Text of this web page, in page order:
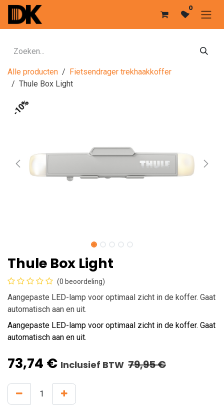
Overslaan naar inhoud 0
Alle producten
Fietsendrager trekhaakkoffer
Thule Box Light
-10%
Thule Box Light
(0 beoordeling)
Aangepaste LED-lamp voor optimaal zicht in de koffer. Gaat
automatisch aan en uit.
Aangepaste LED-lamp voor optimaal zicht in de koffer. Gaat
automatisch aan en uit.
73,74 € Inclusief BTW 79,95€